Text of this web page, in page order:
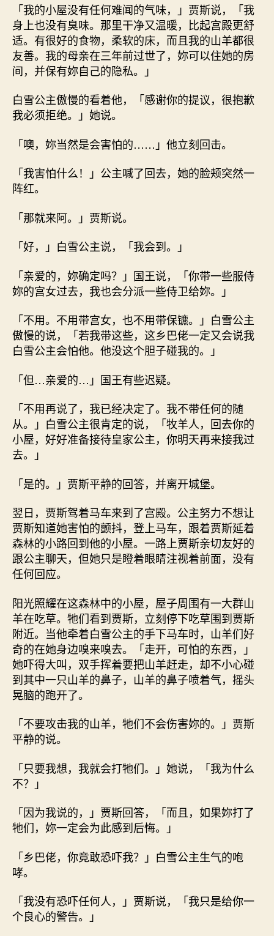
「我的小屋没有任何难闻的气味，」贾斯说，「我
身上也没有臭味。那里干净又温暖，比起宫殿更舒
适。有很好的食物，柔软的床，而且我的山羊都很
友善。我的母亲在三年前过世了，妳可以住她的房
间，并保有妳自己的隐私。」
白雪公主傲慢的看着他，「感谢你的提议，很抱歉
我必须拒绝。」她说。
「噢，妳当然是会害怕的……」他立刻回击。
「我害怕什么！」公主喊了回去，她的脸颊突然一
阵红。
「那就来阿。」贾斯说。
「好，」白雪公主说，「我会到。」
「亲爱的，妳确定吗？」国王说，「你带一些服侍
妳的宫女过去，我也会分派一些侍卫给妳。」
「不用。不用带宫女，也不用带保镳。」白雪公主
傲慢的说，「若我带这些，这乡巴佬一定又会说我
白雪公主会怕他。他没这个胆子碰我的。」
「但…亲爱的…」国王有些迟疑。
「不用再说了，我已经决定了。我不带任何的随
从。」白雪公主很肯定的说，「牧羊人，回去你的
小屋，好好准备接待皇家公主，你明天再来接我过
去。」
「是的。」贾斯平静的回答，并离开城堡。
翌日，贾斯驾着马车来到了宫殿。公主努力不想让
贾斯知道她害怕的颤抖，登上马车，跟着贾斯延着
森林的小路回到他的小屋。一路上贾斯亲切友好的
跟公主聊天，但她只是瞪着眼睛注视着前面，没有
任何回应。
阳光照耀在这森林中的小屋，屋子周围有一大群山
羊在吃草。牠们看到贾斯，立刻停下吃草围到贾斯
附近。当他牵着白雪公主的手下马车时，山羊们好
奇的在她身边嗅来嗅去。「走开，可怕的东西，」
她吓得大叫，双手挥着要把山羊赶走，却不小心碰
到其中一只山羊的鼻子，山羊的鼻子喷着气，摇头
晃脑的跑开了。
「不要攻击我的山羊，牠们不会伤害妳的。」贾斯
平静的说。
「只要我想，我就会打牠们。」她说，「我为什么
不？」
「因为我说的，」贾斯回答，「而且，如果妳打了
牠们，妳一定会为此感到后悔。」
「乡巴佬，你竟敢恐吓我？」白雪公主生气的咆
哮。
「我没有恐吓任何人，」贾斯说，「我只是给你一
个良心的警告。」